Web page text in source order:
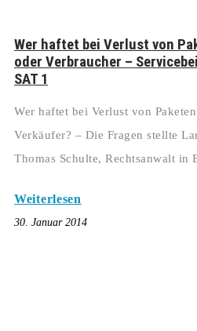
Wer haftet bei Verlust von
oder Verbraucher –
SAT 1
Wer haftet bei Verlust von
Verkäufer? – Die Fragen stellte
Thomas Schulte, Rechtsanwalt in
Weiterlesen
30. Januar 2014